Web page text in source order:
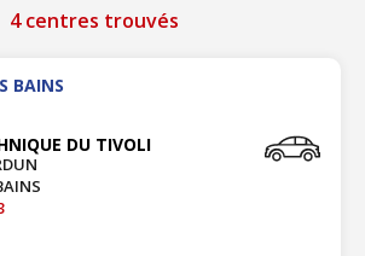
4 centres trouvés
BAINS
DU TIVOLI